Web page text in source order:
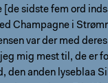
[de sidste fem ord
Champagne i
var der med
mig mest til, de er
den anden lyseblaa